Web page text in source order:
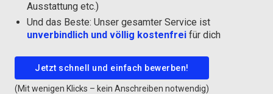
Ausstattung etc.)
Und das Beste: Unser gesamter Service ist
unverbindlich und völlig kostenfreifür dich
Jetzt schnell und einfach bewerben!
(Mit wenigen Klicks – kein Anschreiben notwendig)